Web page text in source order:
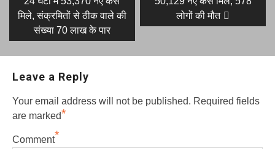
मिले, संक्रमितों से ठीक वाले की
संख्या 70 लाख के पार
लोगों की मौत
Leave a Reply
Your email address will not be published. Required fields
are marked*
Comment*